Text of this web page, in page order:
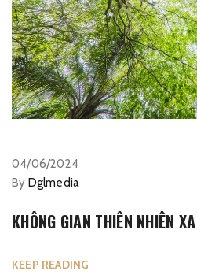
04/06/2024
By Dglmedia
KHÔNG GIAN THIÊN NHIÊN
KEEP READING